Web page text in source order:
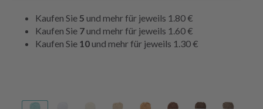
Kaufen Sie 5 und mehr für jeweils 1.80 €
Kaufen Sie 7und mehr für jeweils 1.60 €
Kaufen Sie 10und mehr für jeweils 1.30 €